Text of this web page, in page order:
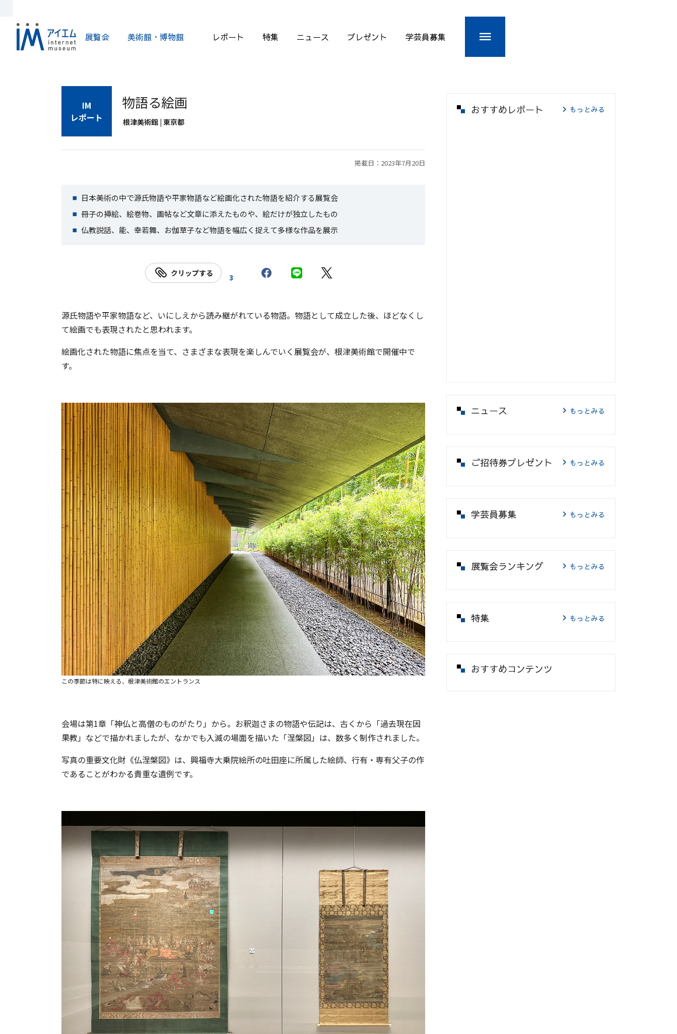
展覧会 美術館・博物館 レポート 特集 ニュース プレゼント 学芸員募集
IM
レポート
物語る絵画
根津美術館 | 東京都
掲載日：2023年7月20日
日本美術の中で源氏物語や平家物語など絵画化された物語を紹介する展覧会
冊子の挿絵、絵巻物、画帖など文章に添えたものや、絵だけが独立したもの
仏教説話、能、幸若舞、お伽草子など物語を幅広く捉えて多様な作品を展示
クリップする 3
源氏物語や平家物語など、いにしえから読み継がれている物語。物語として成立した後、ほどなくし
て絵画でも表現されたと思われます。
絵画化された物語に焦点を当て、さまざまな表現を楽しんでいく展覧会が、根津美術館で開催中で
す。
この季節は特に映える、根津美術館のエントランス
会場は第1章「神仏と高僧のものがたり」から。お釈迦さまの物語や伝記は、古くから「過去現在因
果教」などで描かれましたが、なかでも入滅の場面を描いた「涅槃図」は、数多く制作されました。
写真の重要文化財《仏涅槃図》は、興福寺大乗院絵所の吐田座に所属した絵師、行有・専有父子の作
であることがわかる貴重な遺例です。
おすすめレポート もっとみる
ニュース もっとみる
ご招待券プレゼント もっとみる
学芸員募集 もっとみる
展覧会ランキング もっとみる
特集 もっとみる
おすすめコンテンツ